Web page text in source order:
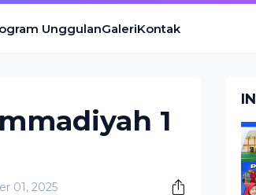
UnggulanGaleriKontak
1
01, 2025